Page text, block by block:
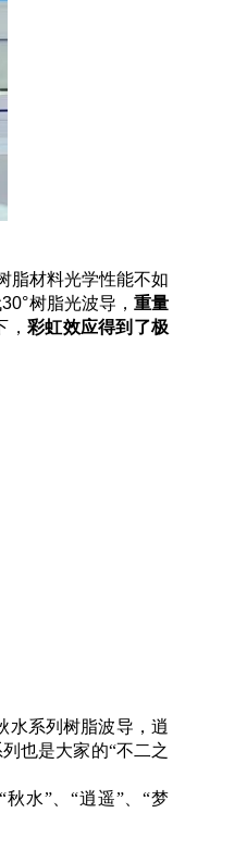
脂材料光学性能不如
30°树脂光波导， 重量
， 彩虹效应得到了极
水系列树脂波导，逍
也是大家的“不二之
水”、“逍遥”、“梦